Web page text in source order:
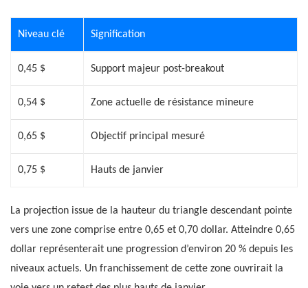
Niveau clé Signification
0,45 $ Support majeur post-breakout
0,54 $ Zone actuelle de résistance mineure
0,65 $ Objectif principal mesuré
0,75 $ Hauts de janvier
La projection issue de la hauteur du triangle descendant pointe
vers une zone comprise entre 0,65 et 0,70 dollar. Atteindre 0,65
dollar représenterait une progression d’environ 20 % depuis les
niveaux actuels. Un franchissement de cette zone ouvrirait la